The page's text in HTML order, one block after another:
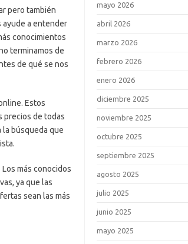
pero también
ayude a entender
conocimientos
terminamos de
de qué se nos
Estos
precios de todas
la búsqueda que
más conocidos
ya que las
sean las más
mayo 2026
abril 2026
marzo 2026
febrero 2026
enero 2026
diciembre 2025
noviembre 2025
octubre 2025
septiembre 2025
agosto 2025
julio 2025
junio 2025
mayo 2025